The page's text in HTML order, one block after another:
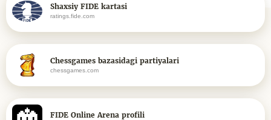
Shaxsiy FIDE kartasi
ratings.fide.com
Chessgames bazasidagi partiyalari
chessgames.com
FIDE Online Arena profili